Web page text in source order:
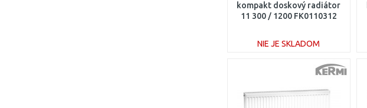
kompakt doskový radiátor
11 300 / 1200 FK0110312
NIE JE SKLADOM
DO KOŠÍKA
Porovnať